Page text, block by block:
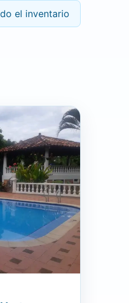
el inventario